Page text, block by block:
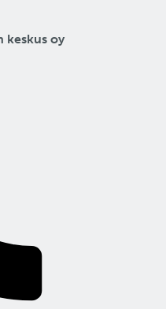
keskus oy